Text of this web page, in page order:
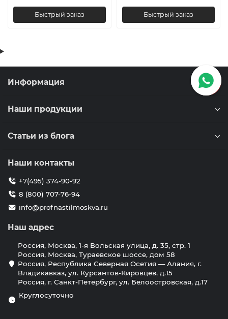
Быстрый заказ Быстрый заказ
Информация
Наши продукции
Статьи из блога
Наши контакты
+7(495) 374-90-92
8 (800) 707-76-94
info@profnastilmoskva.ru
Наш адрес
Россия, Москва, 1-я Вольская улица, д. 35, стр. 1
Россия, Москва, Тураевское шоссе, дом 58
Россия, Республика Северная Осетия — Алания, г.
Владикавказ, ул. Курсантов-Кировцев, д.15
Россия, г. Санкт-Петербург, ул. Белоостровская, д.17
Круглосуточно